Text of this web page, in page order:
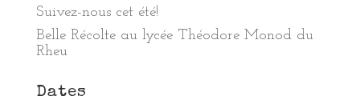
Suivez-nous cet été!
Belle Récolte au lycée Théodore Monod du
Rheu
Dates